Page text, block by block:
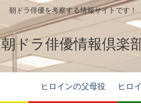
朝ドラ俳優を考察する情報サイトです！
朝ドラ俳優情報倶楽
ヒロインの父母役 ヒロ